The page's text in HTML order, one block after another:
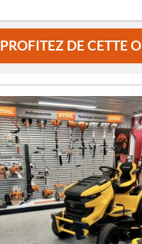
PROFITEZ DE CETTE